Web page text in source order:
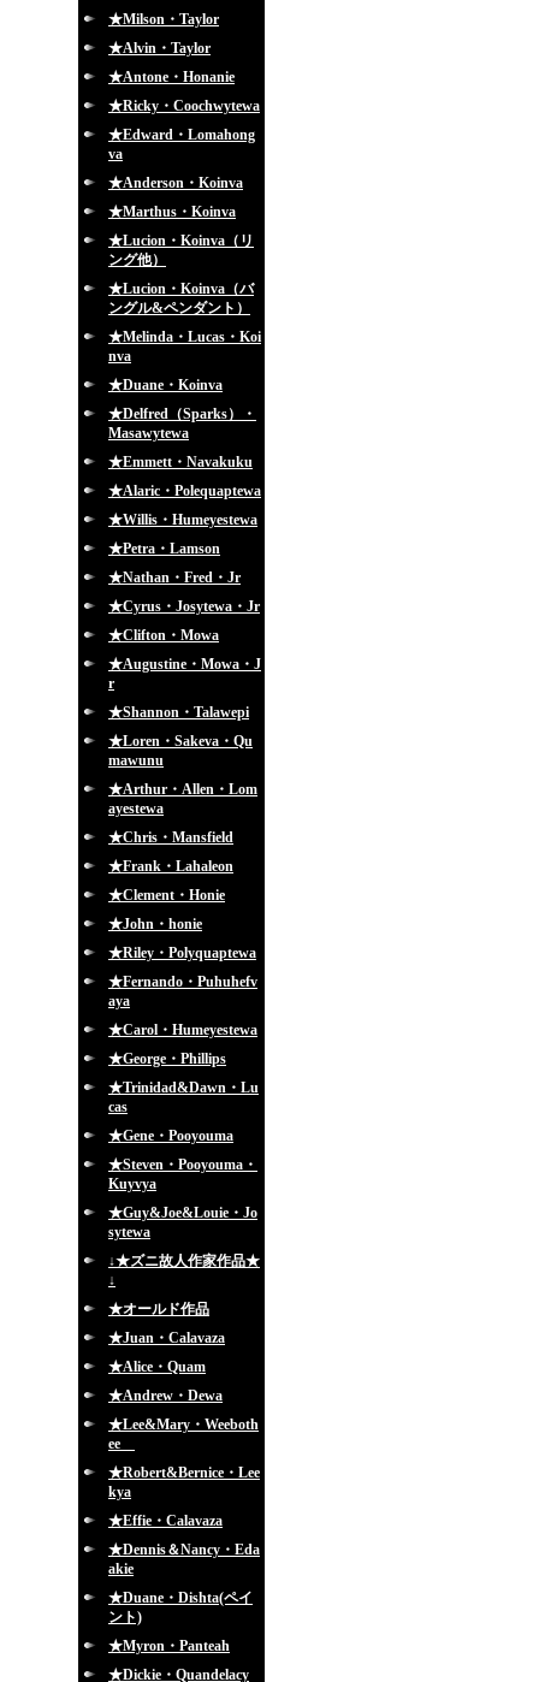
★Milson・Taylor
★Alvin・Taylor
★Antone・Honanie
★Ricky・Coochwytewa
★Edward・Lomahong
va
★Anderson・Koinva
★Marthus・Koinva
★Lucion・Koinva（リ
ング他）
★Lucion・Koinva（バ
ングル&ペンダント）
★Melinda・Lucas・Koi
nva
★Duane・Koinva
★Delfred（Sparks）・
Masawytewa
★Emmett・Navakuku
★Alaric・Polequaptewa
★Willis・Humeyestewa
★Petra・Lamson
★Nathan・Fred・Jr
★Cyrus・Josytewa・Jr
★Clifton・Mowa
★Augustine・Mowa・J
r
★Shannon・Talawepi
★Loren・Sakeva・Qu
mawunu
★Arthur・Allen・Lom
ayestewa
★Chris・Mansfield
★Frank・Lahaleon
★Clement・Honie
★John・honie
★Riley・Polyquaptewa
★Fernando・Puhuhefv
aya
★Carol・Humeyestewa
★George・Phillips
★Trinidad&Dawn・Lu
cas
★Gene・Pooyouma
★Steven・Pooyouma・
Kuyvya
★Guy&Joe&Louie・Jo
sytewa
↓★ズニ故人作家作品★
↓
★オールド作品
★Juan・Calavaza
★Alice・Quam
★Andrew・Dewa
★Lee&Mary・Weeboth
ee
★Robert&Bernice・Lee
kya
★Effie・Calavaza
★Dennis＆Nancy・Eda
akie
★Duane・Dishta(ペイ
ント)
★Myron・Panteah
★Dickie・Quandelacy